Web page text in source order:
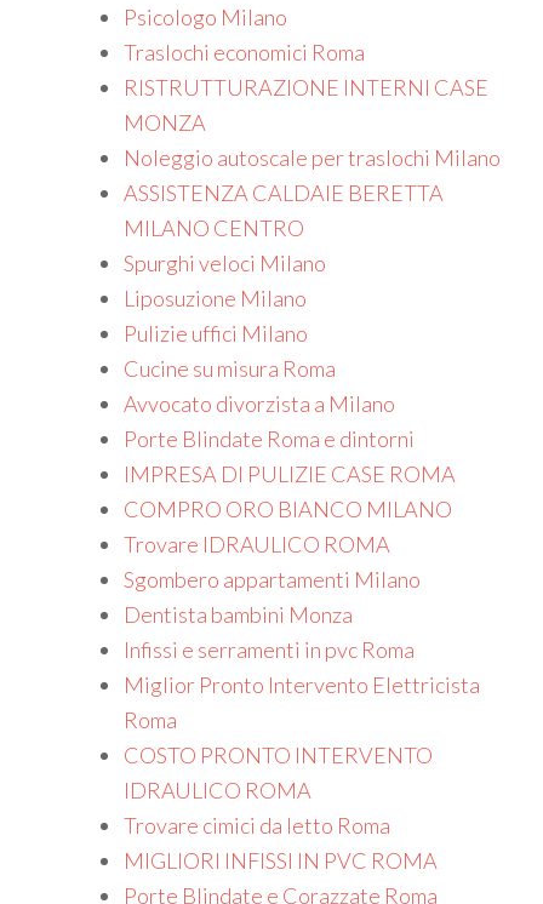
Psicologo Milano
Traslochi economici Roma
RISTRUTTURAZIONE INTERNI CASE
MONZA
Noleggio autoscale per traslochi Milano
ASSISTENZA CALDAIE BERETTA
MILANO CENTRO
Spurghi veloci Milano
Liposuzione Milano
Pulizie uffici Milano
Cucine su misura Roma
Avvocato divorzista a Milano
Porte Blindate Roma e dintorni
IMPRESA DI PULIZIE CASE ROMA
COMPRO ORO BIANCO MILANO
Trovare IDRAULICO ROMA
Sgombero appartamenti Milano
Dentista bambini Monza
Infissi e serramenti in pvc Roma
Miglior Pronto Intervento Elettricista
Roma
COSTO PRONTO INTERVENTO
IDRAULICO ROMA
Trovare cimici da letto Roma
MIGLIORI INFISSI IN PVC ROMA
Porte Blindate e Corazzate Roma